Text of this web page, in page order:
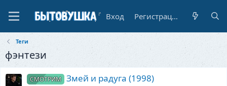
Вход Регистрация
Теги
фэнтези
СМОТРИМ Змей и радуга (1998)